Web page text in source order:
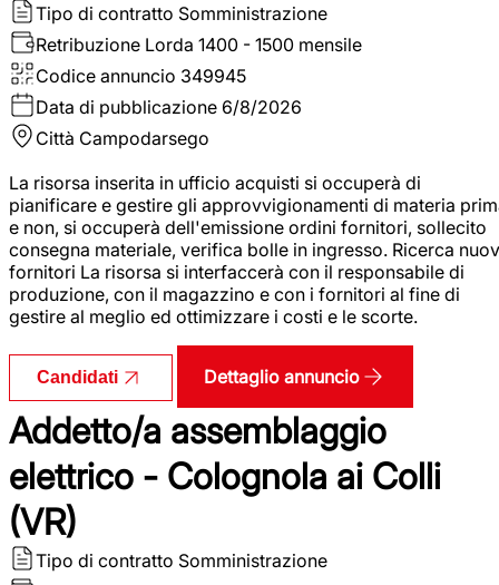
Tipo di contratto Somministrazione
Retribuzione Lorda 1400 - 1500 mensile
Codice annuncio 349945
Data di pubblicazione 6/8/2026
Città Campodarsego
La risorsa inserita in ufficio acquisti si occuperà di
pianificare e gestire gli approvvigionamenti di materia
e non, si occuperà dell'emissione ordini fornitori, sollecito
consegna materiale, verifica bolle in ingresso. Ricerca
fornitori La risorsa si interfaccerà con il responsabile di
produzione, con il magazzino e con i fornitori al fine di
gestire al meglio ed ottimizzare i costi e le scorte.
Candidati Dettaglio annuncio
Addetto/a assemblaggio
elettrico - Colognola ai Colli
(VR)
Tipo di contratto Somministrazione